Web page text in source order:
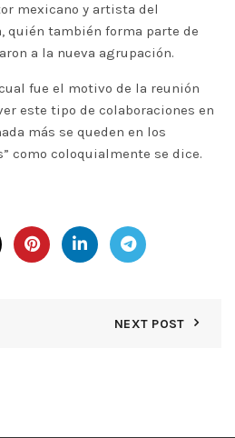
mexicano y artista del
quién también forma parte de
a la nueva agrupación.
fue el motivo de la reunión
este tipo de colaboraciones en
más se queden en los
como coloquialmente se dice.
NEXT POST